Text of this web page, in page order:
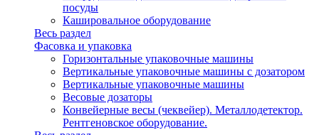
посуды
Кашировальное оборудование
Весь раздел
Фасовка и упаковка
Горизонтальные упаковочные машины
Вертикальные упаковочные машины с дозатором
Вертикальные упаковочные машины
Весовые дозаторы
Конвейерные весы (чеквейер). Металлодетектор.
Рентгеновское оборудование.